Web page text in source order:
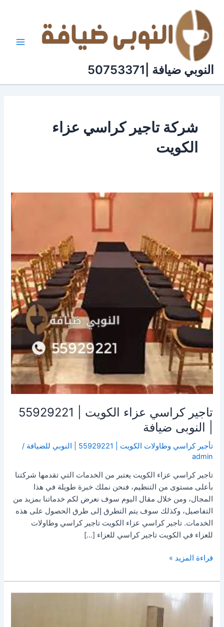
المحتوى
النوبي ضيافة |50753371
شركة تاجير كراسي عزاء
الكويت
تاجير كراسي عزاء الكويت | 55929221
| النوبى ضيافة
تأجير كراسي وطاولات الكويت | 55929221 | النوبي للضيافة
/
admin
تاجير كراسي عزاء الكويت يعتبر من الخدمات التي تقدمها شركتنا
بأعلى مستوى من التنظيم، فنحن نملك خبرة طويلة في هذا
المجال، ومن خلال مقال اليوم سوف نعرض لكم خدماتنا بمزيد من
التفاصيل، وكذلك سوف يتم التطرق إلى طرق الحصول على هذه
الخدمات. تاجير كراسي عزاء الكويت تاجير كراسي وطاولات
للعزاء في الكويت تاجير كراسي للعزاء […]
تاجير
كراسي
عزاء
الكويت
55929221
|
النوبى
ضيافة
قراءة المزيد »
كراسى
عزاء